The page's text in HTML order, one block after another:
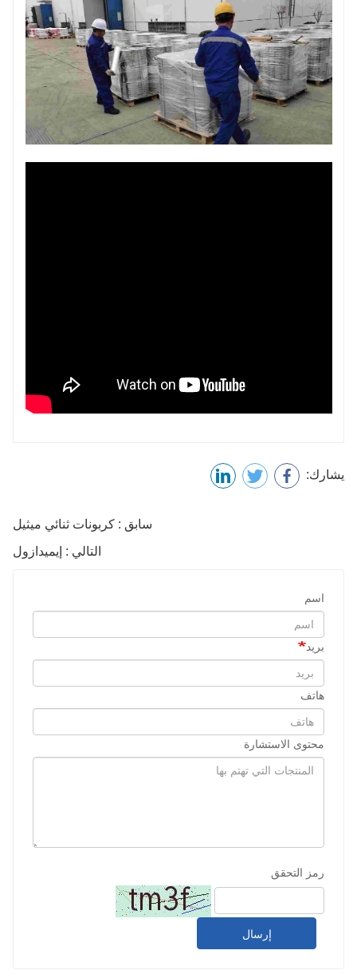
يشارك:
سابق : كربونات ثنائي ميثيل
التالي : إيميدازول
اسم
بريد
هاتف
محتوى الاستشارة
رمز التحقق
إرسال